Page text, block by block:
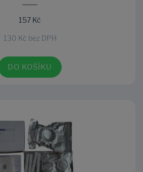
157 Kč
130 Kč bez DPH
DO KOŠÍKU